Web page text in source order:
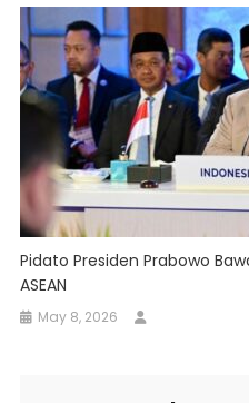
Pidato Presiden Prabowo
ASEAN
May 8, 2026